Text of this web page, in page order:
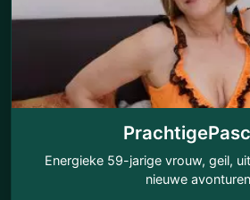
Energieke 59-jarige vrouw, geil,
nieuwe